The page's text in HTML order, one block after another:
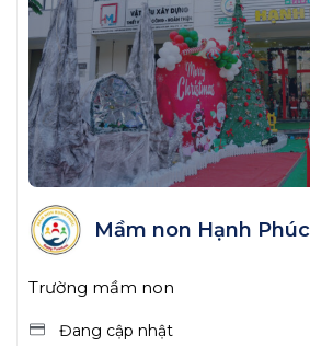
Mầm non Hạnh Phúc
Trường mầm non
Đang cập nhật